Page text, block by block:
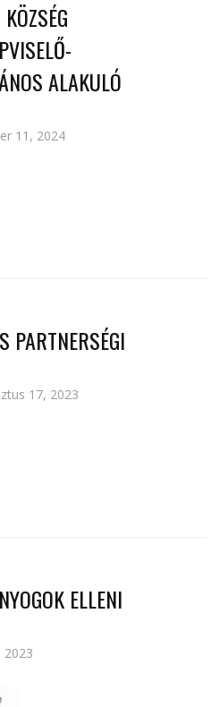
ALAKULÓ
11, 2024
PARTNERSÉGI
17, 2023
ELLENI
2023